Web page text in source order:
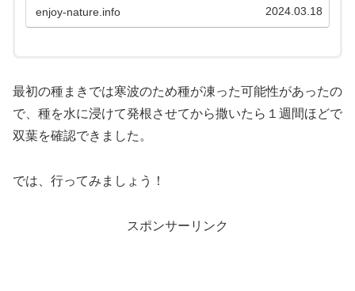
た状態で種が傷んだ可能性がありました。そしてそ
の後も暖かい日はあったのですが発芽には適してい
enjoy-nature.info 2024.03.18
最初の種まきでは寒波のため種が凍った可能性があったの
で、種を水に浸けて発根させてから撒いたら１週間ほどで
双葉を確認できました。
では、行ってみましょう！
スポンサーリンク